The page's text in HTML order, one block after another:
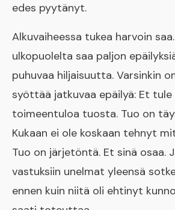
edes pyytänyt.
Alkuvaiheessa tukea harvoin
ulkopuolelta saa paljon
puhuvaa hiljaisuutta. Varsinkin
syöttää jatkuvaa epäilyä: Et tule
toimeentuloa tuosta. Tuo on
Kukaan ei ole koskaan tehnyt
Tuo on järjetöntä. Et sinä osaa.
vastuksiin unelmat yleensä
ennen kuin niitä oli ehtinyt